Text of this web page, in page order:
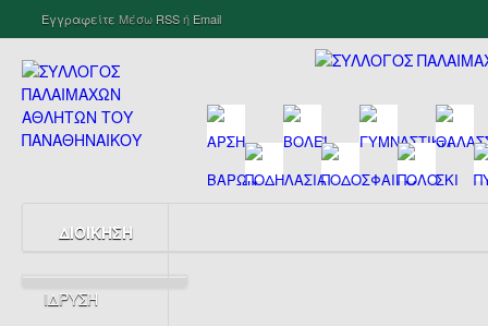
Εγγραφείτε Μέσω RSSή Email
ΔΙΟΙΚΗΣΗ
ΙΔΡΥΣΗ